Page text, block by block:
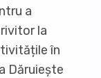
a
la
în
Dăruiește